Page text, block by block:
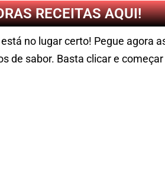
RECEITAS AQUI!
no lugar certo! Pegue agora
de sabor. Basta clicar e